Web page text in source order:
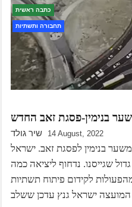
כתבה ראשית
תחבורה ותשתיות
בנימין-פסגת זאב החדש
שיר גולד 14 August, 2022
בנימין לפסגת זאב. ישראל
שגייסנו. נדחוף ליציאה כמה
לקידום פיתוח תשתיות